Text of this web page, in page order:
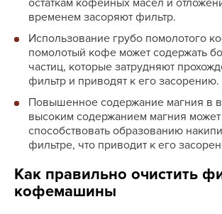
остаткам кофейных масел и
временем засоряют фильтр.
Использование грубо помолотого
помолотый кофе может содержать
частиц, которые затрудняют
фильтр и приводят к его засорению.
Повышенное содержание магния в
высоким содержанием магния может
способствовать образованию
фильтре, что приводит к его
Как правильно очистить
кофемашины